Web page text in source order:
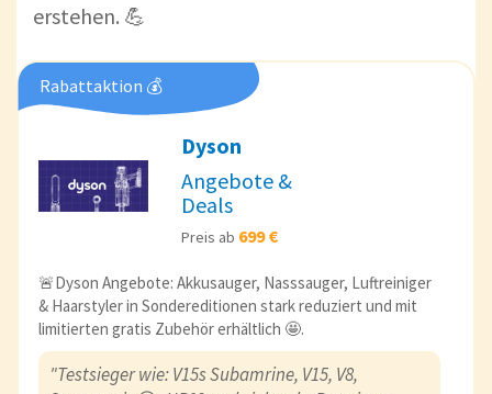
erstehen. 💪
Rabattaktion 💰
Dyson
Angebote &
Deals
Preis ab 699 €
🚨Dyson Angebote: Akkusauger, Nasssauger, Luftreiniger
& Haarstyler in Sondereditionen stark reduziert und mit
limitierten gratis Zubehör erhältlich 🤩.
"Testsieger wie: V15s Subamrine, V15, V8,